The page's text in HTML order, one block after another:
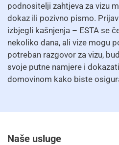
podnositelji zahtjeva za vizu
dokaz ili pozivno pismo.
izbjegli kašnjenja – ESTA se
nekoliko dana, ali vize mogu
potreban razgovor za vizu,
svoje putne namjere i
domovinom kako biste
Naše usluge